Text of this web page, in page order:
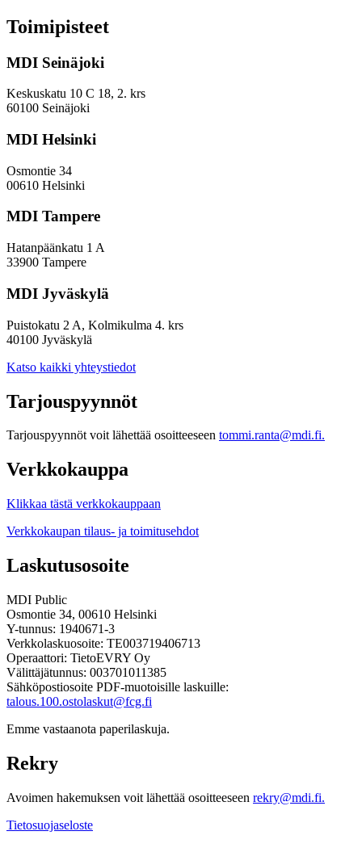
ja
arviointityö
Toimipisteet
MDI Seinäjoki
Keskuskatu 10 C 18, 2. krs
60100 Seinäjoki
MDI Helsinki
Osmontie 34
00610 Helsinki
MDI Tampere
Hatanpäänkatu 1 A
33900 Tampere
MDI Jyväskylä
Puistokatu 2 A, Kolmikulma 4. krs
40100 Jyväskylä
Katso kaikki yhteystiedot
Tarjouspyynnöt
Tarjouspyynnöt voit lähettää osoitteeseen tommi.ranta@mdi.fi.
Verkkokauppa
Klikkaa tästä verkkokauppaan
Verkkokaupan tilaus- ja toimitusehdot
Laskutusosoite
MDI Public
Osmontie 34, 00610 Helsinki
Y-tunnus: 1940671-3
Verkkolaskuosoite: TE003719406713
Operaattori: TietoEVRY Oy
Välittäjätunnus: 003701011385
Sähköpostiosoite PDF-muotoisille laskuille:
talous.100.ostolaskut@fcg.fi
Emme vastaanota paperilaskuja.
Rekry
Avoimen hakemuksen voit lähettää osoitteeseen rekry@mdi.fi.
Tietosuojaseloste